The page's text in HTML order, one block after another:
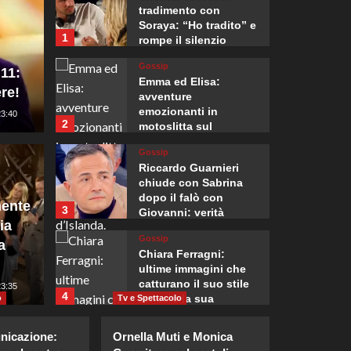
Hiroshima, la
Takaichi
principi non
1
tradimento con
Soraya: “Ho tradito” e
rompe il silenzio
2
Gossip
Emma ed Elisa:
avventure
emozionanti in
motoslitta sul
più grande d’Islanda.
3
Gossip
Riccardo Guarnieri
chiude con Sabrina
dopo il falò con
Giovanni: verità
4
Gossip
Chiara Ferragni:
ultime immagini che
catturano il suo stile
unico e la sua
Katia Fanelli sostiene
Tv e Spettacolo
Ornella Muti e Monica